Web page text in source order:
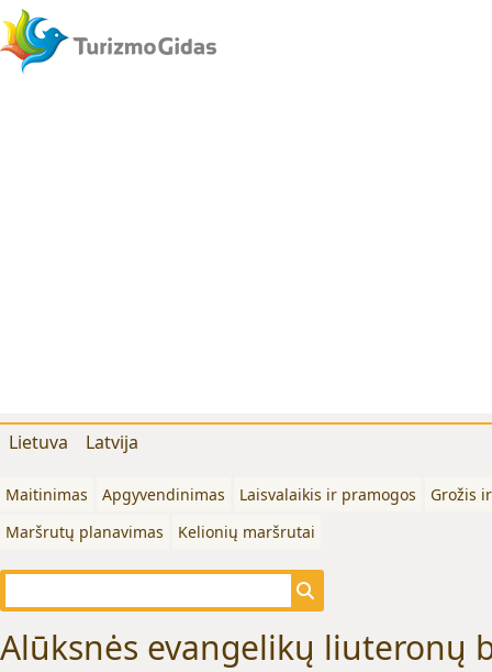
Lietuva Latvija
Maitinimas Apgyvendinimas Laisvalaikis ir pramogos
Grožis
Maršrutų planavimas
Kelionių maršrutai
Alūksnės evangelikų liuteronų